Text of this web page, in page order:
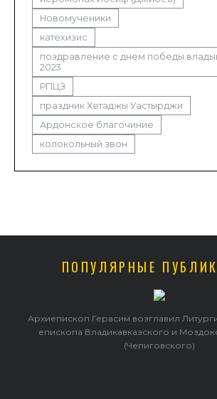
Новомученики
катехизис
поздравление с днем победы
2023
РПЦЗ
праздник Хетаджы Уастырджи
Ардонское благочиние
колокольный звон
ПОПУЛЯРНЫЕ
Архиепископ Герасим возглавил
епископа Владикавказского и
(Чепиговского)